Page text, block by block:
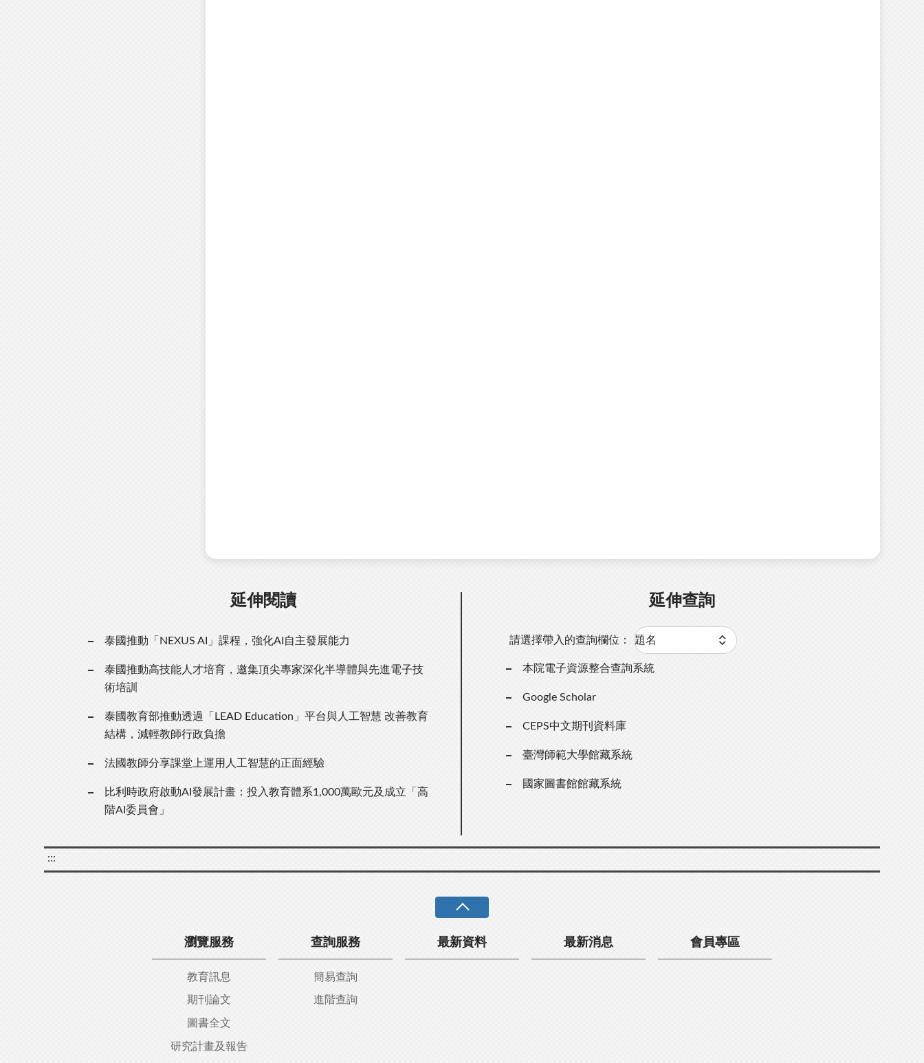
延伸閱讀
泰國推動「NEXUS AI」課程，強化AI自主發展能力
泰國推動高技能人才培育，邀集頂尖專家深化半導體與先進電子技
術培訓
泰國教育部推動透過「LEAD Education」平台與人工智慧 改善教育
結構，減輕教師行政負擔
法國教師分享課堂上運用人工智慧的正面經驗
比利時政府啟動AI發展計畫：投入教育體系1,000萬歐元及成立「高
階AI委員會」
延伸查詢
請選擇帶入的查詢欄位：
本院電子資源整合查詢系統
Google Scholar
CEPS中文期刊資料庫
臺灣師範大學館藏系統
國家圖書館館藏系統
:::
瀏覽服務
教育訊息
期刊論文
圖書全文
研究計畫及報告
查詢服務
簡易查詢
進階查詢
最新資料 最新消息 會員專區